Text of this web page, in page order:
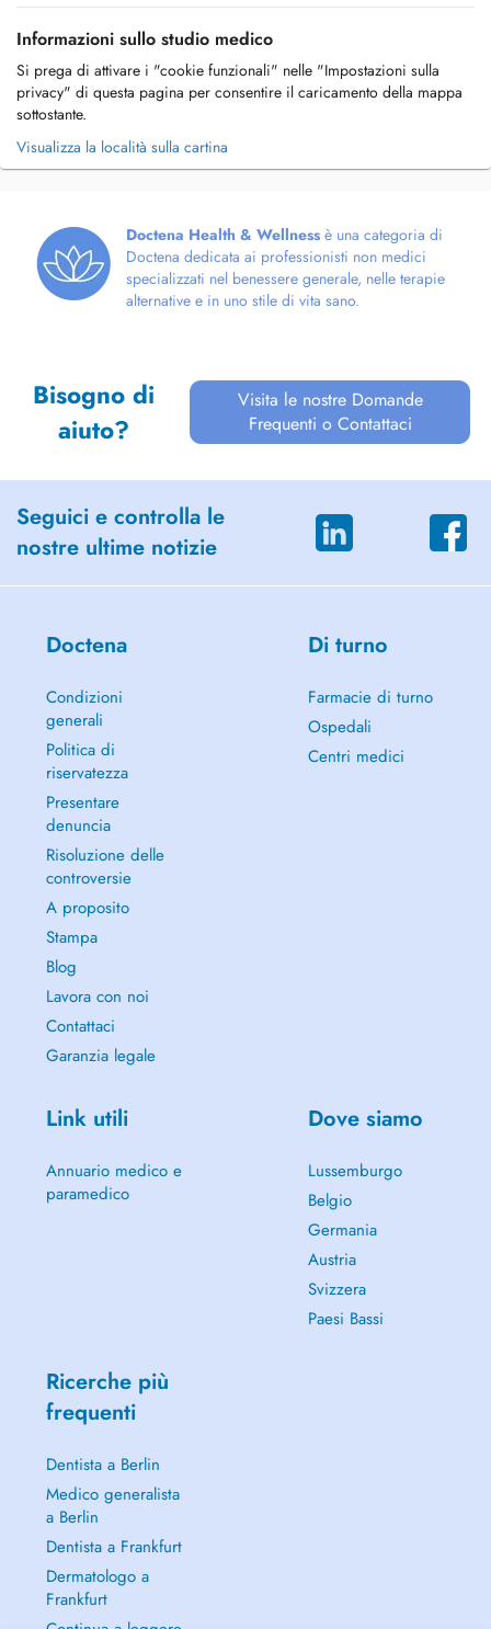
Informazioni sullo studio medico
Si prega di attivare i "cookie funzionali" nelle "Impostazioni sulla
privacy" di questa pagina per consentire il caricamento della mappa
sottostante.
Visualizza la località sulla cartina
Doctena Health & Wellness è una categoria di
Doctena dedicata ai professionisti non medici
specializzati nel benessere generale, nelle terapie
alternative e in uno stile di vita sano.
Bisogno di
aiuto?
Visita le nostre Domande
Frequenti o Contattaci
Seguici e controlla le
nostre ultime notizie
Doctena
Condizioni
generali
Politica di
riservatezza
Presentare
denuncia
Risoluzione delle
controversie
A proposito
Stampa
Blog
Lavora con noi
Contattaci
Garanzia legale
Di turno
Farmacie di turno
Ospedali
Centri medici
Link utili
Annuario medico e
paramedico
Dove siamo
Lussemburgo
Belgio
Germania
Austria
Svizzera
Paesi Bassi
Ricerche più
frequenti
Dentista a Berlin
Medico generalista
a Berlin
Dentista a Frankfurt
Dermatologo a
Frankfurt